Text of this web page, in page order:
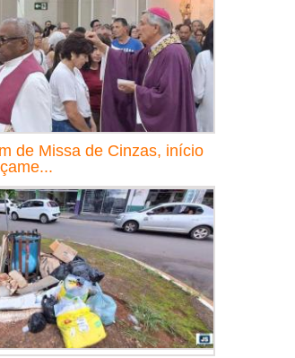
de Missa de Cinzas, início